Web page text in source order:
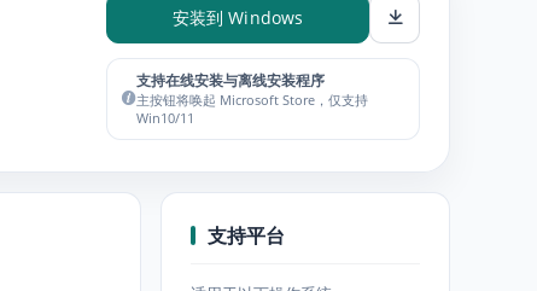
安装到 Windows
支持在线安装与离线安装程序
主按钮将唤起 Microsoft Store，仅支持
Win10/11
支持平台